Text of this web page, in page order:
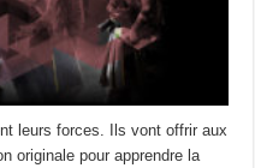
leurs forces. Ils vont offrir aux
originale pour apprendre la